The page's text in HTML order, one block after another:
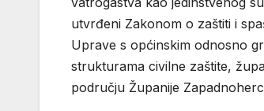
utvrđeni Zakonom o zaštiti i
Uprave s općinskim odnosno
strukturama civilne zaštite,
području Županije